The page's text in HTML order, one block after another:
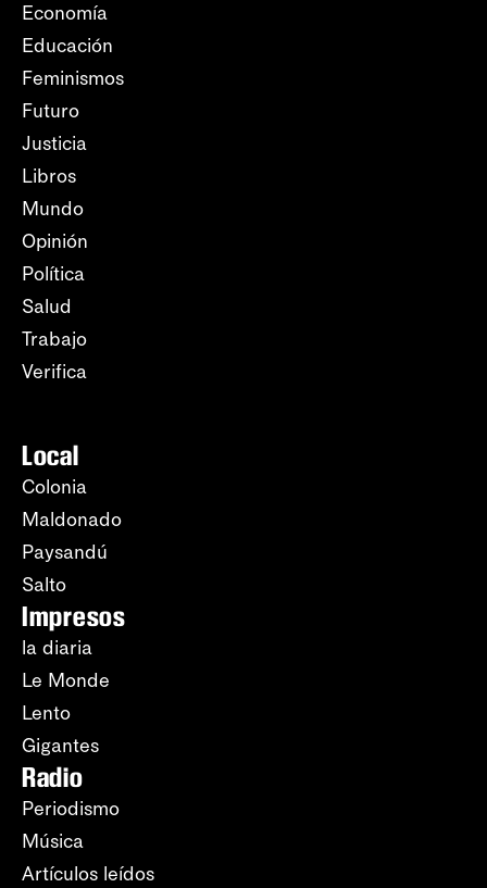
Economía
Educación
Feminismos
Futuro
Justicia
Libros
Mundo
Opinión
Política
Salud
Trabajo
Verifica
Local
Colonia
Maldonado
Paysandú
Salto
Impresos
la diaria
Le Monde
Lento
Gigantes
Radio
Periodismo
Música
Artículos leídos